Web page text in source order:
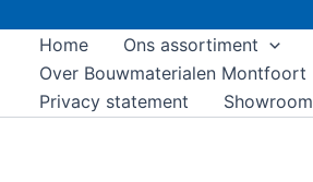
Home Ons assortiment
Over Bouwmaterialen Montfoort
Privacy statement
Showroom